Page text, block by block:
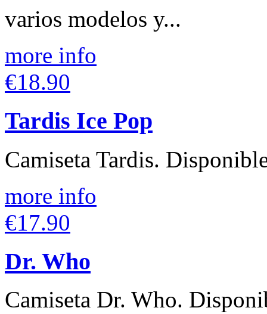
varios modelos y...
more info
€18.90
Tardis Ice Pop
Camiseta Tardis.
more info
€17.90
Dr. Who
Camiseta Dr. Who.